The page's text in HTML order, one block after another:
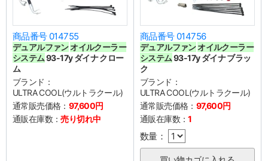
商品番号 014755
デュアルファンオイルクーラー
システム93-17y ダイナ クロー
ム
ブランド：
ULTRA COOL(ウルトラクール)
通常販売価格： 97,600円
通販在庫数：売り切れ中
商品番号 014756
デュアルファンオイルクーラー
システム93-17y ダイナ ブラッ
ク
ブランド：
ULTRA COOL(ウルトラクール)
通常販売価格： 97,600円
通販在庫数：1
数量：